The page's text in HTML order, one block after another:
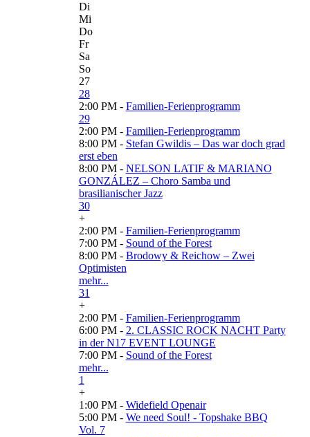
Di
Mi
Do
Fr
Sa
So
27
28
2:00 PM - Familien-Ferienprogramm
29
2:00 PM - Familien-Ferienprogramm
8:00 PM - Stefan Gwildis – Das war doch grad
erst eben
8:00 PM - NELSON LATIF & MARIANO
GONZÁLEZ – Choro Samba und
brasilianischer Jazz
30
+
2:00 PM - Familien-Ferienprogramm
7:00 PM - Sound of the Forest
8:00 PM - Brodowy & Reichow – Zwei
Optimisten
mehr...
31
+
2:00 PM - Familien-Ferienprogramm
6:00 PM - 2. CLASSIC ROCK NACHT Party
in der N17 EVENT LOUNGE
7:00 PM - Sound of the Forest
mehr...
1
+
1:00 PM - Widefield Openair
5:00 PM - We need Soul! - Topshake BBQ
Vol. 7